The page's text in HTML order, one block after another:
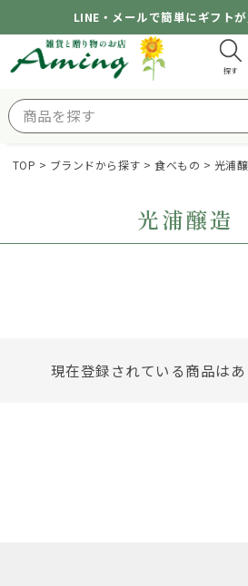
LINE・メールで簡単にギフト
探す
TOP ブランドから探す 食べもの 光浦
光浦醸造
現在登録されている商品はあ